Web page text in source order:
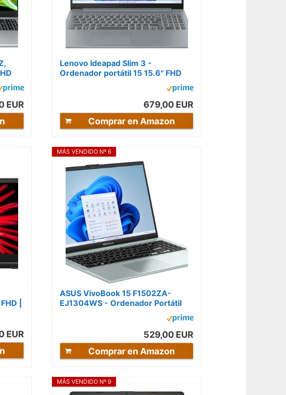
EUR
Lenovo Ideapad Slim 3 -
Ordenador portátil 15 15.6" FHD
(Intel i5-12450H, 16GB, 1 TB SSD,
679,00 EUR
Comprar en Amazon
|
EUR
MÁS VENDIDO Nº 6
ASUS VivoBook 15 F1502ZA-
EJ1304WS - Ordenador Portátil
15.6" Full HD (Intel Core i5-1235U,
529,00 EUR
Comprar en Amazon
MÁS VENDIDO Nº 9